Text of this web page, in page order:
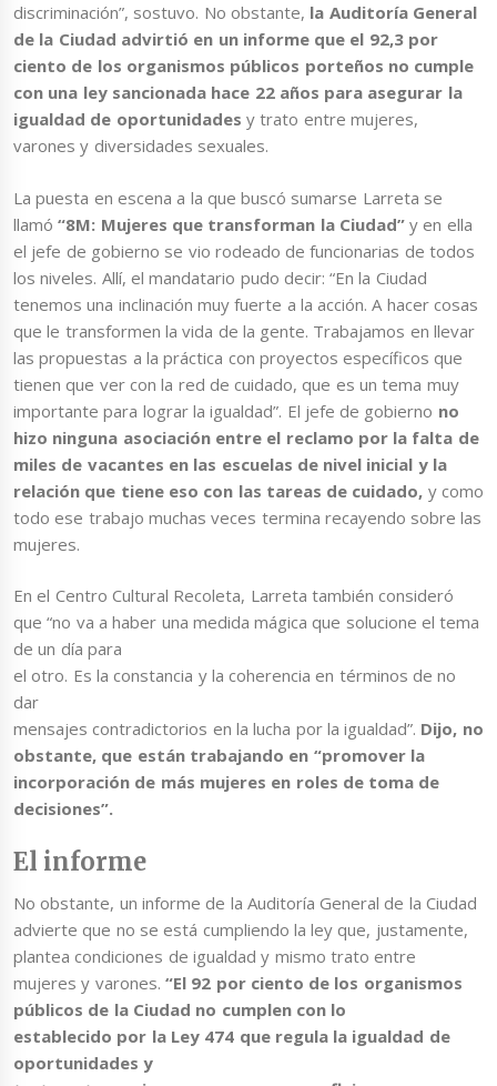
discriminación”, sostuvo. No obstante, la Auditoría General
de la Ciudad advirtió en un informe que el 92,3 por
ciento de los organismos públicos porteños no cumple
con una ley sancionada hace 22 años para asegurar la
igualdad de oportunidades y trato entre mujeres,
varones y diversidades sexuales.
La puesta en escena a la que buscó sumarse Larreta se
llamó“8M: Mujeres que transforman la Ciudad”y en ella
el jefe de gobierno se vio rodeado de funcionarias de todos
los niveles. Allí, el mandatario pudo decir: “En la Ciudad
tenemos una inclinación muy fuerte a la acción. A hacer cosas
que le transformen la vida de la gente. Trabajamos en llevar
las propuestas a la práctica con proyectos específicos que
tienen que ver con la red de cuidado, que es un tema muy
importante para lograr la igualdad”. El jefe de gobierno no
hizo ninguna asociación entre el reclamo por la falta de
miles de vacantes en las escuelas de nivel inicial y la
relación que tiene eso con las tareas de cuidado, y como
todo ese trabajo muchas veces termina recayendo sobre las
mujeres.
En el Centro Cultural Recoleta, Larreta también consideró
que “no va a haber una medida mágica que solucione el tema
de un día para
el otro. Es la constancia y la coherencia en términos de no
dar
mensajes contradictorios en la lucha por la igualdad”. Dijo, no
obstante, que están trabajando en “promover la
incorporación de más mujeres en roles de toma de
decisiones”.
El informe
No obstante, un informe de la Auditoría General de la Ciudad
advierte que no se está cumpliendo la ley que, justamente,
plantea condiciones de igualdad y mismo trato entre
mujeres y varones. “El 92 por ciento de los organismos
públicos de la Ciudad no cumplen con lo
establecido por la Ley 474 que regula la igualdad de
oportunidades y